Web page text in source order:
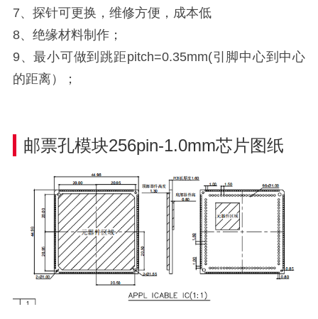
7、探针可更换，维修方便，成本低
8、绝缘材料制作；
9、最小可做到跳距pitch=0.35mm(引脚中心到中心
的距离）；
邮票孔模块256pin-1.0mm芯片图纸